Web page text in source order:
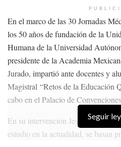
En el marco de las 30 Jornadas
los 50 años de fundación de la
Humana de la Universidad
presidente de la Academia
Jurado, impartió ante docentes y
Magistral “Retos de la Educación
cabo en el Palacio de
En su intervención Jesús Tapia
estudio en la actualidad, se basan
Seguir